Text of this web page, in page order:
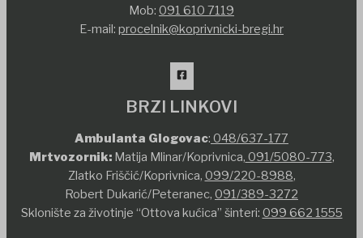
Mob: 091 610 7119
E-mail: procelnik@koprivnicki-bregi.hr
BRZI LINKOVI
Ambulanta Glogovac: 048/637-177
Mrtvozornik:Matija Mlinar/Koprivnica, 091/5080-773,
Zlatko Friščić/Koprivnica, 099/220-8988,
Robert Dukarić/Peteranec, 091/389-3272
Sklonište za životinje “Ottova kućica” šinteri: 099 662 1555